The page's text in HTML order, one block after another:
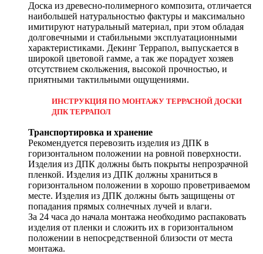
Доска из древесно-полимерного композита, отличается
наибольшей натуральностью фактуры и максимально
имитируют натуральный материал, при этом обладая
долговечными и стабильными эксплуатационными
характеристиками. Декинг Террапол, выпускается в
широкой цветовой гамме, а так же порадует хозяев
отсутствием скольжения, высокой прочностью, и
приятными тактильными ощущениями.
ИНСТРУКЦИЯ ПО МОНТАЖУ ТЕРРАСНОЙ ДОСКИ
ДПК ТЕРРАПОЛ
Транспортировка и хранение
Рекомендуется перевозить изделия из ДПК в
горизонтальном положении на ровной поверхности.
Изделия из ДПК должны быть покрыты непрозрачной
пленкой. Изделия из ДПК должны храниться в
горизонтальном положении в хорошо проветриваемом
месте. Изделия из ДПК должны быть защищены от
попадания прямых солнечных лучей и влаги.
За 24 часа до начала монтажа необходимо распаковать
изделия от пленки и сложить их в горизонтальном
положении в непосредственной близости от места
монтажа.